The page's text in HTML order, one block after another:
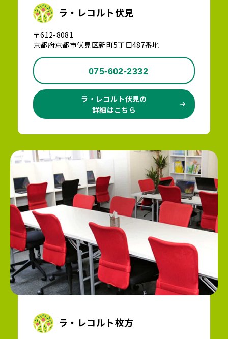
ラ・レコルト伏見
〒612-8081
京都府京都市伏見区新町5丁目487番地
075-602-2332
ラ・レコルト伏見の
詳細はこちら
ラ・レコルト枚方